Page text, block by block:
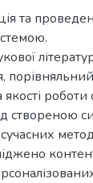
та
створеною